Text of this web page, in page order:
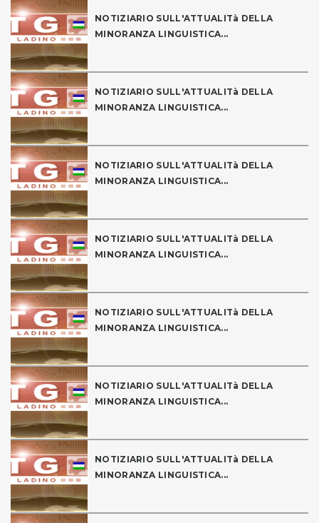
NOTIZIARIO SULL'ATTUALITà DELLA
MINORANZA LINGUISTICA...
NOTIZIARIO SULL'ATTUALITà DELLA
MINORANZA LINGUISTICA...
NOTIZIARIO SULL'ATTUALITà DELLA
MINORANZA LINGUISTICA...
NOTIZIARIO SULL'ATTUALITà DELLA
MINORANZA LINGUISTICA...
NOTIZIARIO SULL'ATTUALITà DELLA
MINORANZA LINGUISTICA...
NOTIZIARIO SULL'ATTUALITà DELLA
MINORANZA LINGUISTICA...
NOTIZIARIO SULL'ATTUALITà DELLA
MINORANZA LINGUISTICA...